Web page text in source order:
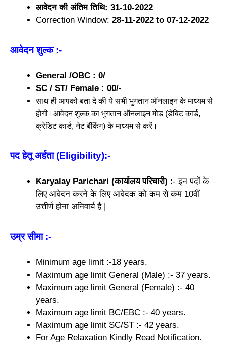
आवेदन की अंतिम तिथि: 31-10-2022
Correction Window: 28-11-2022 to 07-12-2022
आवेदन शुल्क:-
General /OBC : 0/
SC / ST/ Female : 00/-
साथ ही आपको बता दे की ये सभी भुगतान ऑनलाइन के माध्यम से
होगी।आवेदन शुल्क का भुगतान ऑनलाइन मोड (डेबिट कार्ड,
क्रेडिट कार्ड, नेट बैंकिंग) के माध्यम से करें।
पद हेतू अर्हता (Eligibility):-
Karyalay Parichari (कार्यालय परिचारी) :- इन पदों के
लिए आवेदन करने के लिए आवेदक को कम से कम 10वीं
उत्तीर्ण होना अनिवार्य है |
उम्र सीमा:-
Minimum age limit :-18 years.
Maximum age limit General (Male) :- 37 years.
Maximum age limit General (Female) :- 40
years.
Maximum age limit BC/EBC :- 40 years.
Maximum age limit SC/ST :- 42 years.
For Age Relaxation Kindly Read Notification.